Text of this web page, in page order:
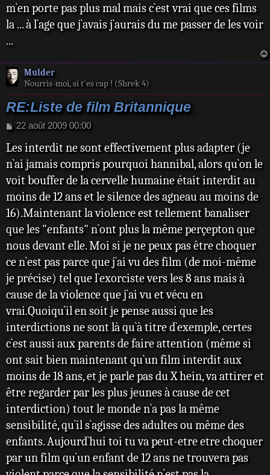
m`en porte pas plus mal mais c`est vrai que ces films
la ... à l`age que j`avais j`aurais du me passer de les voir
...
Mulder
Nourris-moi, si t'es cap ! (Shrek 4)
RE:Liste de film Britannique
M
s
s
a
g
22 août 2009 00:00
Les interdit ne sont effectivement plus adapter (je
n`ai jamais compris pourquoi hannibal, alors qu`on le
voit bouffer de la cervelle humaine était interdit au
moins de 12 ans et le silence des agneau au moins de
16).Maintenant la violence est tellement banaliser
que les "enfants" n`ont plus la même perçepton que
nous devant elle. Moi si je ne peux pas être choquer
ce n`est pas parce que j`ai vu des film (de moi-même
je précise) tel que l`exorciste vers les 8 ans mais à
cause de la violence que j`ai vu et vécu en
vrai.Quoiqu`il en soit je pense aussi que les
interdictions ne sont là qu`à titre d`exemple, certes
c`est aussi aux parents de faire attention (même si
ont sait bien maintenant qu`un film interdit aux
moins de 18 ans, et je parle pas du X hein, va attirer et
être regarder par les plus jeunes à cause de cet
interdiction) tout le monde n`a pas la même
sensibilité, qu`il s`agisse des adultes ou même des
enfants. Aujourd`hui toi tu va peut-etre etre choquer
par un film qu`un enfant de 12 ans ne trouvera pas